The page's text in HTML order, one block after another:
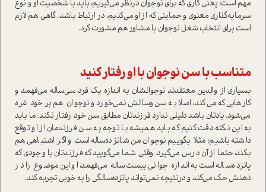
مهم است؛ یعنی كاري كه براي‌ نوجوان درنظر‌ می‌گيريم، باید با شخصيت او و نوع‌
سرمايه‌گذاري معنوي و حمايتي كه از او می‌كنيم، در ارتباط باشد. گاهي هم لازم
است براي انتخاب شغل‌ نوجوان با‌ مشاور‌ هم مشورت كرد‌.
متناسب با سن نوجوان با او رفتار كنيد
بسياري از والدين‌ معتقدند نوجوانشان به اندازه يك‌ فرد‌ سي‌ساله می‌فهمد و
كارهايي كه می‌كند، اصلا به سن‌وسالش نمی‌خورد و نوجوان‌ هم بر خود غره
‌می‌شود‌. یادتان باشد دليلي ندارد فرزندتان مطابق سن خود‌ رفتار نكند. ما بايد‌
به این نکته دقت کنیم که باید همیشه با توجه‌ به سن فرزندمان‌ از او توقع
داشته باشيم‌‌؛ مثلا بگوييم نوجوان من شانزده‌ساله است و اگر اشتباهي هم
بكند، حتما از آن درس می‌گيرد. وقتي شما می‌گوييد که فرزندتان با وجودی که
پانزده‌ساله است به اندازه جوانی بیست‌ساله می‌فهمد، او این موضوع را در
ذهنش حک می‌کند و درنتیجه نمی‌تواند پانزده‌سالگي را به خوبي تجربه كند‌.